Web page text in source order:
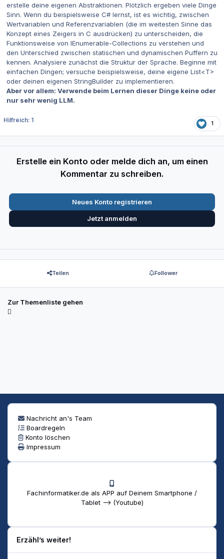
erstelle deine eigenen Abstraktionen. Plötzlich ergeben viele Dinge
Sinn. Wenn du beispielsweise C# lernst, ist es wichtig, zwischen
Wertvariablen und Referenzvariablen (die im weitesten Sinne das
Konzept eines Zeigers in C ausdrücken) zu unterscheiden, die
Funktionsweise von IEnumerable-Collections zu verstehen und
den Unterschied zwischen statischen und dynamischen Puffern zu
kennen. Analysiere zunächst die Struktur der Sprache. Beginne mit
einfachen Dingen; versuche beispielsweise, deine eigene List<T>
oder deinen eigenen StringBuilder zu implementieren.
Aber vor allem: Verwende beim Lernen dieser Dinge keine oder
nur sehr wenig LLM.
Hilfreich: 1 1
Erstelle ein Konto oder melde dich an, um einen
Kommentar zu schreiben.
Neues Konto registrieren
Jetzt anmelden
Teilen Follower
Zur Themenliste gehen
Nachricht an's Team
Boardregeln
Konto löschen
Impressum
Fachinformatiker.de als APP auf Deinem Smartphone /
Tablet --> (Youtube)
Erzähl’s weiter!